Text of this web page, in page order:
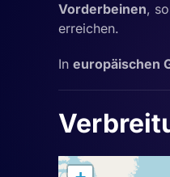
Vorderbeinen,
erreichen.
In europäischen